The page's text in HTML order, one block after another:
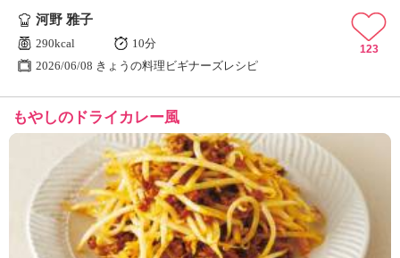
河野 雅子
290kcal
10分
2026/06/08 きょうの料理ビギナーズレシピ
123
もやしのドライカレー風